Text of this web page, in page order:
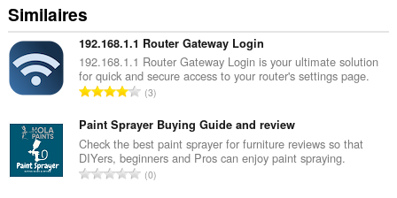
Similaires
192.168.1.1 Router Gateway Login
192.168.1.1 Router Gateway Login is your ultimate solution
for quick and secure access to your router's settings page.
N
m
b
r
e
3
Paint Sprayer Buying Guide and review
Check the best paint sprayer for furniture reviews so that
DIYers, beginners and Pros can enjoy paint spraying.
N0